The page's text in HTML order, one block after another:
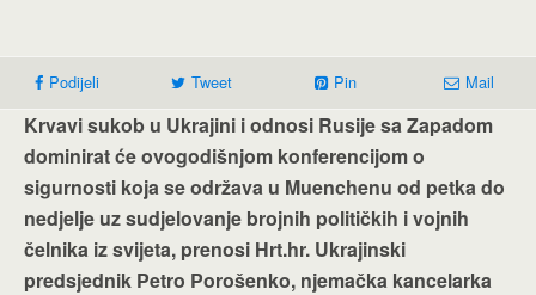
Podijeli Tweet Pin Mail
Krvavi sukob u Ukrajini i odnosi Rusije sa Zapadom
dominirat će ovogodišnjom konferencijom o
sigurnosti koja se održava u Muenchenu od petka do
nedjelje uz sudjelovanje brojnih političkih i vojnih
čelnika iz svijeta, prenosi Hrt.hr. Ukrajinski
predsjednik Petro Porošenko, njemačka kancelarka